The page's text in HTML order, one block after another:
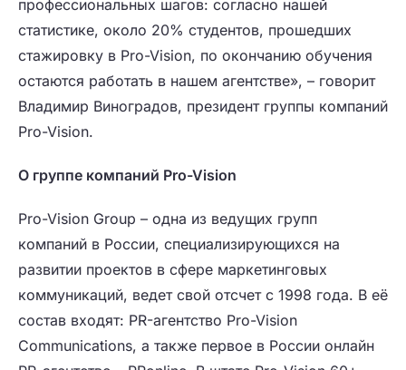
профессиональных шагов: согласно нашей
статистике, около 20% студентов, прошедших
стажировку в Pro-Vision, по окончанию обучения
остаются работать в нашем агентстве», – говорит
Владимир Виноградов, президент группы компаний
Pro-Vision.
О группе компаний Pro-Vision
Pro-Vision Group – одна из ведущих групп
компаний в России, специализирующихся на
развитии проектов в сфере маркетинговых
коммуникаций, ведет свой отсчет с 1998 года. В её
состав входят: PR-агентство Pro-Vision
Communications, а также первое в России онлайн